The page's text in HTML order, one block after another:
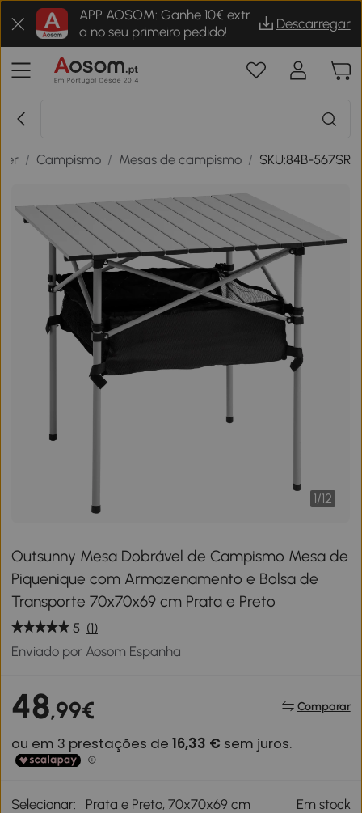
APP AOSOM: Ganhe 10€ extr
a no seu primeiro pedido!
Descarregar
/ Campismo / Mesas de campismo / SKU:84B-567SR
1/12
Outsunny Mesa Dobrável de Campismo Mesa de
Piquenique com Armazenamento e Bolsa de
Transporte 70x70x69 cm Prata e Preto
5 (1)
Enviado por Aosom Espanha
48,99€ Comparar
Selecionar: Prata e Preto, 70x70x69 cm Em stock